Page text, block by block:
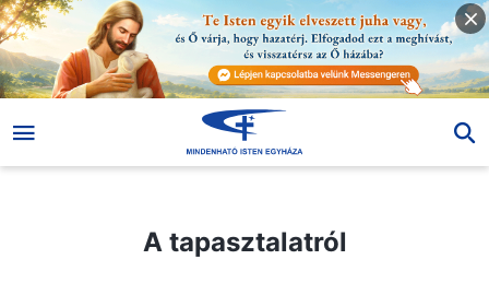
A tapasztalatról